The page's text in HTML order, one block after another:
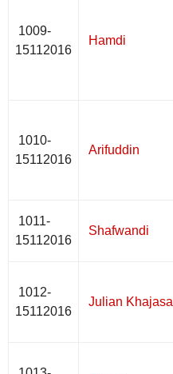
1009-
15112016
Hamdi
1010-
15112016
Arifuddin
1011-
15112016
Shafwandi
1012-
15112016
Julian Khajasa